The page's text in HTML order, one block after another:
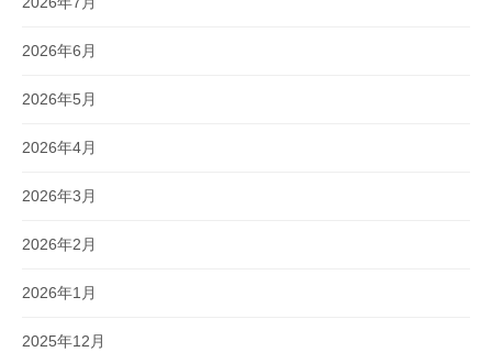
2026年6月
2026年5月
2026年4月
2026年3月
2026年2月
2026年1月
2025年12月